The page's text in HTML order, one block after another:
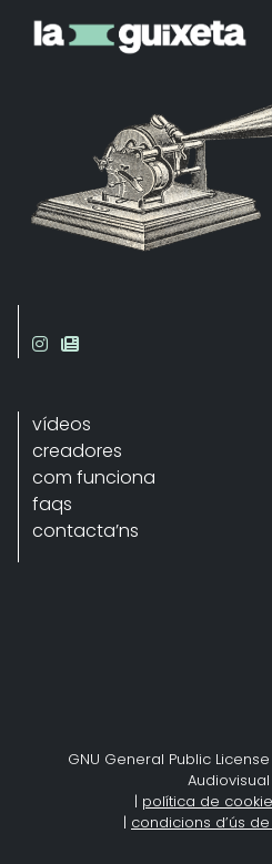
vídeos
creadores
com funciona
faqs
contacta’ns
GNU General Public
Audiovisual
| política de
| condicions d’ús